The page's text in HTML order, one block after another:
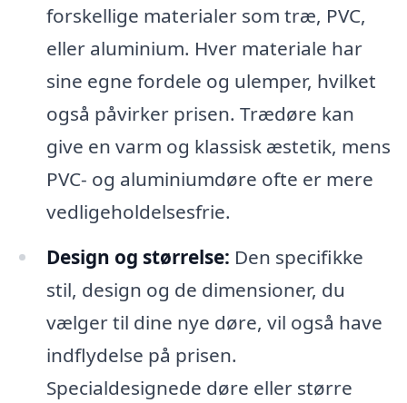
forskellige materialer som træ, PVC,
eller aluminium. Hver materiale har
sine egne fordele og ulemper, hvilket
også påvirker prisen. Trædøre kan
give en varm og klassisk æstetik, mens
PVC- og aluminiumdøre ofte er mere
vedligeholdelsesfrie.
Design og størrelse: Den specifikke
stil, design og de dimensioner, du
vælger til dine nye døre, vil også have
indflydelse på prisen.
Specialdesignede døre eller større